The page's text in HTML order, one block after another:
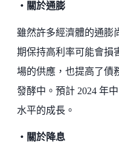
・關於通膨
雖然許多經濟體的通膨
期保持高利率可能會損
場的供應，也提高了債
發酵中。預計 2024 年
水平的成長。
・關於降息